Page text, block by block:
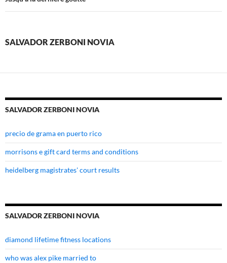
SALVADOR ZERBONI NOVIA
SALVADOR ZERBONI NOVIA
precio de grama en puerto rico
morrisons e gift card terms and conditions
heidelberg magistrates' court results
SALVADOR ZERBONI NOVIA
diamond lifetime fitness locations
who was alex pike married to